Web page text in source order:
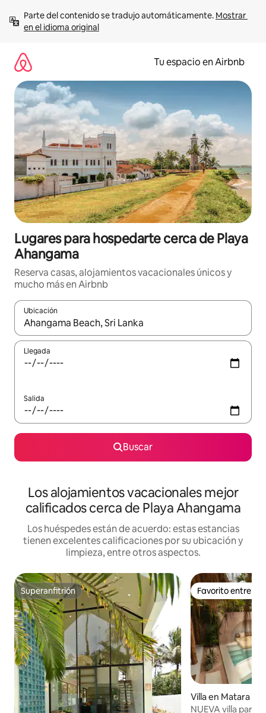
contenido
Parte del contenido se tradujo automáticamente. Mostrar
en el idioma original
Tu espacio en Airbnb
Lugares para hospedarte cerca de Playa
Ahangama
Reserva casas, alojamientos vacacionales únicos y
mucho más en Airbnb
Ubicación
Cuando los resultados estén disponibles, podrás navegar
Llegada
Salida
Buscar
Los alojamientos vacacionales mejor
calificados cerca de Playa Ahangama
Los huéspedes están de acuerdo: estas estancias
tienen excelentes calificaciones por su ubicación y
limpieza, entre otros aspectos.
Superanfitrión
Superanfitrión Favorito entre
Favorito entre
Villa en Matara
NUEVA villa para